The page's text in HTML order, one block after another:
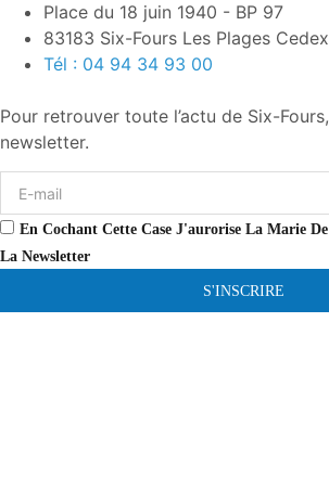
Place du 18 juin 1940 - BP 97
83183 Six-Fours Les Plages Cedex
Tél : 04 94 34 93 00
Pour retrouver toute l’actu de Six-
newsletter.
En Cochant Cette Case J'aurorise La Marie
La Newsletter
S'INSCRIRE